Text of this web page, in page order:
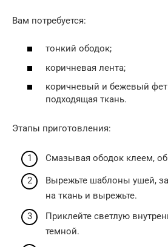
Вам потребуется:
тонкий ободок;
коричневая лента;
коричневый и бежевый
подходящая ткань.
Этапы приготовления:
Смазывая ободок клеем,
Вырежьте шаблоны ушей,
на ткань и
Приклейте светлую
темной.